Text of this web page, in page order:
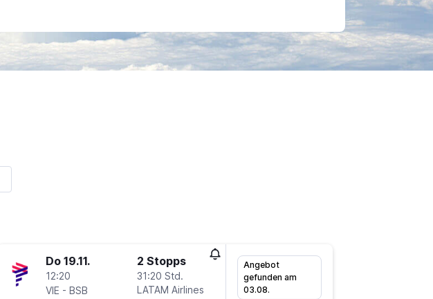
Do 19.11.
12:20
VIE - BSB
2 Stopps
31:20 Std.
LATAM Airlines
Angebot
gefunden am
03.08.